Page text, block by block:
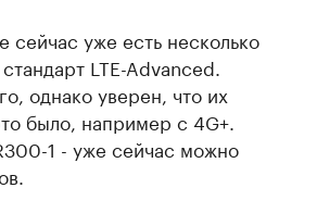
сейчас уже есть несколько
LTE-Advanced.
однако уверен, что их
было, например с 4G+.
1 - уже сейчас можно